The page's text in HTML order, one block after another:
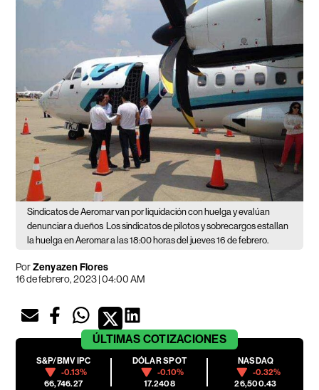
Sindicatos de Aeromar van por liquidación con huelga y evalúan
denunciar a dueños Los sindicatos de pilotos y sobrecargos estallan
la huelga en Aeromar a las 18:00 horas del jueves 16 de febrero.
PorZenyazen Flores
16 de febrero, 2023 | 04:00 AM
ÚLTIMAS COTIZACIONES
S&P/BMV IPC
-0.13%
66,746.27
DÓLAR SPOT
-0.10%
17.2408
NASDAQ
-0.32%
26,500.43